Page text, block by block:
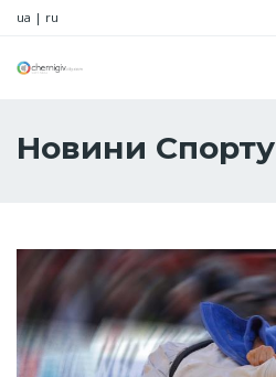
ua | ru
Новини Спорту